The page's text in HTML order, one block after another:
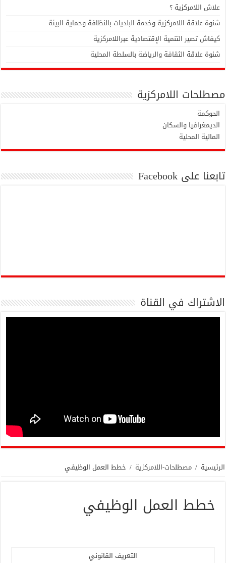
الرئيسية / مصطلحات-اللامركزية / خطط العمل الوظيفي
خطط العمل الوظيفي
التعريف القانوني
علاش اللامركزية ؟
شنوة علاقة اللامركزية وخدمة البلديات بالنظافة وحماية البيئة
كيفاش تصير التنمية الإقتصادية عبراللامركزية
شنوة علاقة الثقافة والرياضة بالسلطة المحلية
مصطلحات اللامركزية
الحوكمة
الديمغرافيا والسكان
المالية المحلية
تابعنا على Facebook
الاشتراك في القناة